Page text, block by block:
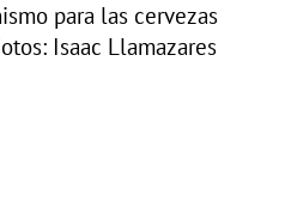
para las cervezas
Isaac Llamazares